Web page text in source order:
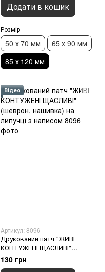
Додати в кошик
Розмір
50 х 70 мм
65 х 90 мм
85 х 120 мм
Відео
Артикул: 8096
Друкований патч "ЖИВІ
КОНТУЖЕНІ ЩАСЛИВІ"
(шеврон, нашивка) на липучці
з написом, 100 х 65 мм
130 грн